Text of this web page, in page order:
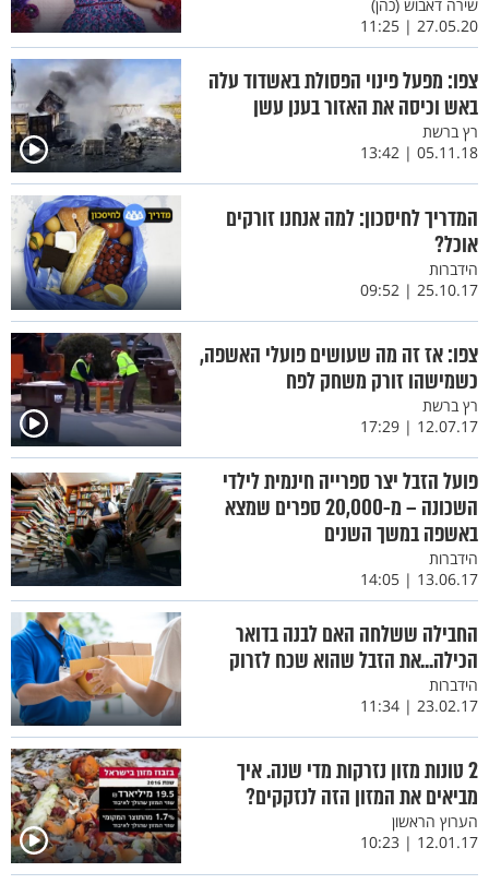
שירה דאבוש (כהן)
27.05.20 | 11:25
צפו: מפעל פינוי הפסולת באשדוד עלה
באש וכיסה את האזור בענן עשן
רץ ברשת
05.11.18 | 13:42
המדריך לחיסכון: למה אנחנו זורקים
אוכל?
הידברות
25.10.17 | 09:52
צפו: אז זה מה שעושים פועלי האשפה,
כשמישהו זורק משחק לפח
רץ ברשת
12.07.17 | 17:29
פועל הזבל יצר ספרייה חינמית לילדי
השכונה – מ-20,000 ספרים שמצא
באשפה במשך השנים
הידברות
13.06.17 | 14:05
החבילה ששלחה האם לבנה בדואר
הכילה...את הזבל שהוא שכח לזרוק
הידברות
23.02.17 | 11:34
2 טונות מזון נזרקות מדי שנה. איך
מביאים את המזון הזה לנזקקים?
הערוץ הראשון
12.01.17 | 10:23